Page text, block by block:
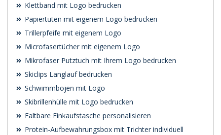
Klettband mit Logo bedrucken
Papiertüten mit eigenem Logo bedrucken
Trillerpfeife mit eigenem Logo
Microfasertücher mit eigenem Logo
Mikrofaser Putztuch mit Ihrem Logo bedrucken
Skiclips Langlauf bedrucken
Schwimmbojen mit Logo
Skibrillenhülle mit Logo bedrucken
Faltbare Einkaufstasche personalisieren
Protein-Aufbewahrungsbox mit Trichter individuell